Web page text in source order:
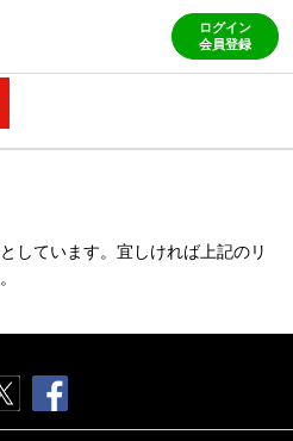
ログイン
会員登録
しています。宜しければ上記のリ